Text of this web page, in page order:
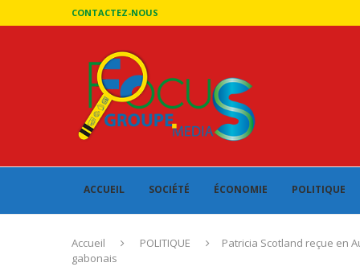
CONTACTEZ-NOUS
ACCUEIL SOCIÉTÉ ÉCONOMIE POLITIQUE
Accueil POLITIQUE
Patricia Scotland reçue en
gabonais